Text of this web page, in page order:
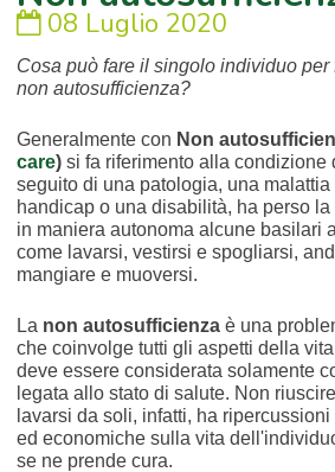
08 Luglio 2020
Cosa può fare il singolo individuo per
non autosufficienza?
Generalmente con Non
care)si fa riferimento alla condizione
seguito di una patologia, una
handicap o una disabilità, ha perso
in maniera autonoma alcune basilari
come lavarsi, vestirsi e spogliarsi,
mangiare e muoversi.
La non autosufficienzaè una
che coinvolge tutti gli aspetti della
deve essere considerata solamente
legata allo stato di salute. Non
lavarsi da soli, infatti, ha
ed economiche sulla vita
se ne prende cura.